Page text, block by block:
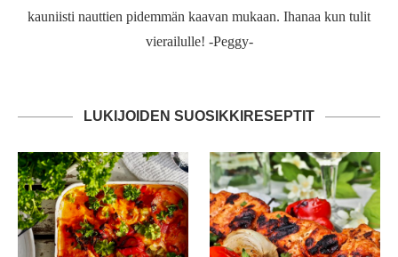
kauniisti nauttien pidemmän kaavan mukaan. Ihanaa kun tulit
vierailulle! -Peggy-
LUKIJOIDEN SUOSIKKIRESEPTIT